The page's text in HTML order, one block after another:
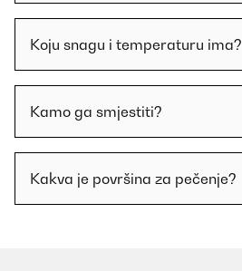
Koju snagu i temperaturu ima?
Kamo ga smjestiti?
Kakva je površina za pečenje?